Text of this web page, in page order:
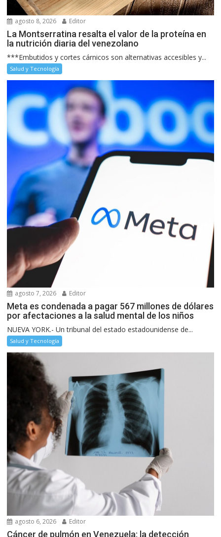
agosto 8, 2026 Editor
La Montserratina resalta el valor de la proteína en
la nutrición diaria del venezolano
***Embutidos y cortes cárnicos son alternativas accesibles y...
Salud y Tecnología
agosto 7, 2026 Editor
Meta es condenada a pagar 567 millones de dólares
por afectaciones a la salud mental de los niños
NUEVA YORK.- Un tribunal del estado estadounidense de...
Salud y Tecnología
agosto 6, 2026 Editor
Cáncer de pulmón en Venezuela: la detección